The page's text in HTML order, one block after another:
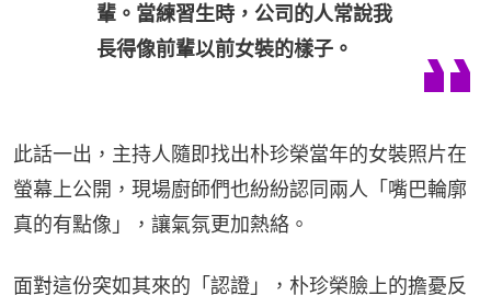
輩。當練習生時，公司的人常說我
長得像前輩以前女裝的樣子。
此話一出，主持人隨即找出朴珍榮當年的女裝照片在
螢幕上公開，現場廚師們也紛紛認同兩人「嘴巴輪廓
真的有點像」，讓氣氛更加熱絡。
面對這份突如其來的「認證」，朴珍榮臉上的擔憂反